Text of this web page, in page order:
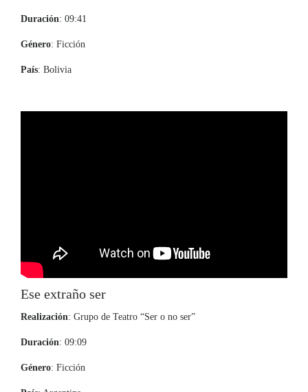
Duración: 09:41
Género: Ficción
País: Bolivia
Ese extraño ser
Realización: Grupo de Teatro “Ser o no ser”
Duración: 09:09
Género: Ficción